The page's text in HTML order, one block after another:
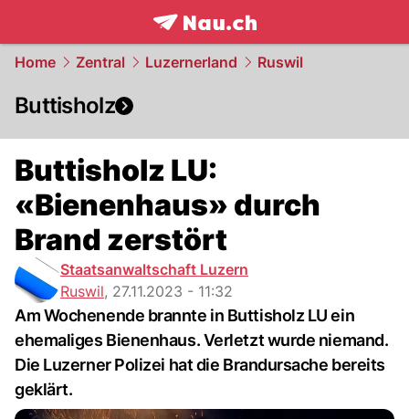
frontpage.NAU.ch
Home Zentral Luzernerland Ruswil
Buttisholz
Buttisholz LU:
«Bienenhaus» durch
Brand zerstört
Staatsanwaltschaft Luzern
Ruswil, 27.11.2023 - 11:32
Am Wochenende brannte in Buttisholz LU ein
ehemaliges Bienenhaus. Verletzt wurde niemand.
Die Luzerner Polizei hat die Brandursache bereits
geklärt.